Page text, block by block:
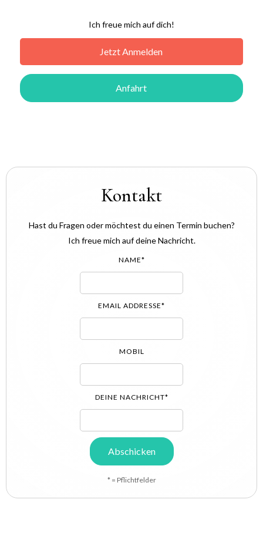
Ich freue mich auf dich!
Jetzt Anmelden
Anfahrt
Kontakt
Hast du Fragen oder möchtest du einen Termin buchen?
Ich freue mich auf deine Nachricht.
NAME*
EMAIL ADDRESSE*
MOBIL
DEINE NACHRICHT*
* = Pflichtfelder